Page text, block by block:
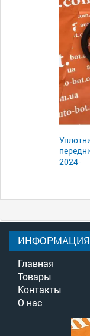
2024-
ИНФОРМАЦИЯ
Главная
Товары
Контакты
О нас